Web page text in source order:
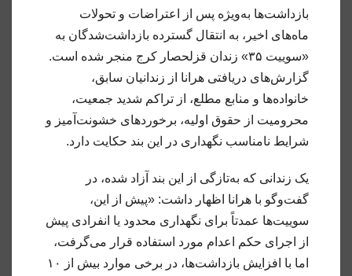
بازداشت‌ها به‌ویژه پس از اعتراضات و تحولات
ماه‌های اخیر، به انتقال گسترده بازداشت‌شدگان به
«سوییت ۳۵» زندان قزلحصار کرج منجر شده است.
گزارش‌های دریافتی هرانا از زندانیان سابق،
خانواده‌ها و منابع مطلع، از تراکم شدید جمعیت،
محرومیت از حقوق اولیه، برخوردهای خشونت‌آمیز و
شرایط نامناسب نگهداری در این بند حکایت دارد.
یک زندانی که به‌تازگی از این بند آزاد شده، در
گفت‌وگو با هرانا اظهار داشت: «پیش از این،
سوییت‌ها عمدتاً برای نگهداری محدود یا انفرادی پیش
از اجرای حکم اعدام مورد استفاده قرار می‌گرفت،
اما با افزایش بازداشت‌ها، در برخی موارد بیش از ۱۰